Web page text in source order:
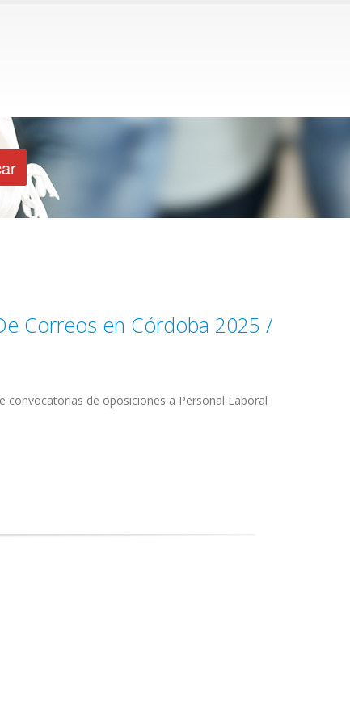
Correos en Córdoba 2025 /
de oposiciones a Personal Laboral